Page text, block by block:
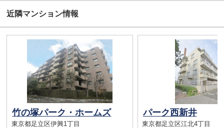
近隣マンション情報
竹の塚パーク・ホームズ
東京都足立区伊興1丁目
パーク西新井
東京都足立区江北4丁目